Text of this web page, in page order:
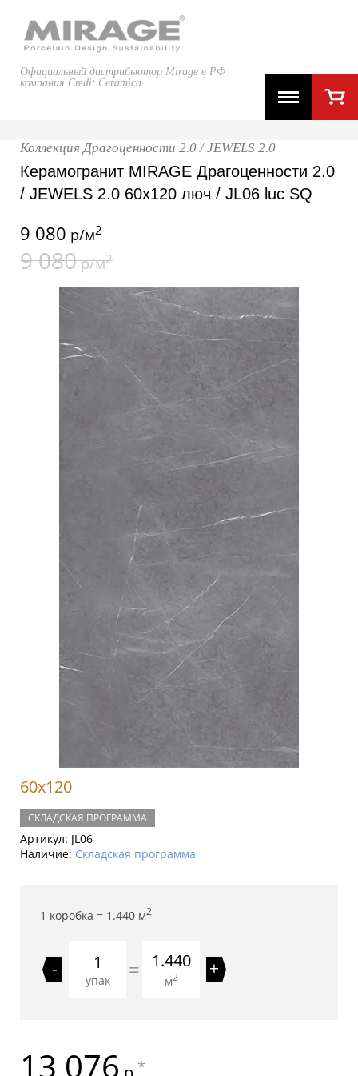
Официальный дистрибьютор Mirage в РФ
компания Credit Ceramica
Коллекция Драгоценности 2.0 / JEWELS 2.0
Керамогранит MIRAGE Драгоценности 2.0
/ JEWELS 2.0 60x120 люч / JL06 luc SQ
9 080 р/м2
9 080р/м2
60x120
СКЛАДСКАЯ ПРОГРАММА
Артикул: JL06
Наличие: Складская программа
1 коробка = 1.440 м2
-
упак = 1.440
м2 +
13 076 *